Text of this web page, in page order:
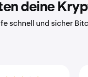
deine
schnell und sicher